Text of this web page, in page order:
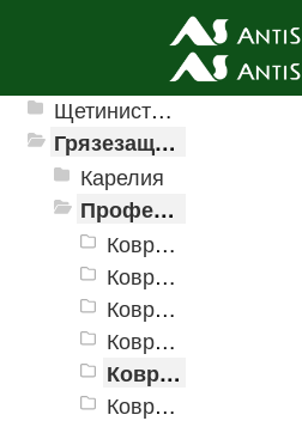
Ячеистые грязезащитные покрытия
Щетинистые покрытия
Грязезащитные, влаговпитывающие покрытия
Карелия
Профессиональные грязезащитные ковры AntiSplash Carpet
Ковры "AntiSplash Carpet" 400x600мм
Ковры "AntiSplash Carpet" 600x900мм
Ковры "AntiSplash Carpet" 900x1200мм
Ковры "AntiSplash Carpet" 850x1500мм
Ковры "AntiSplash Carpet" 1150x2000мм
Ковры "AntiSplash Carpet" 1500x3000мм